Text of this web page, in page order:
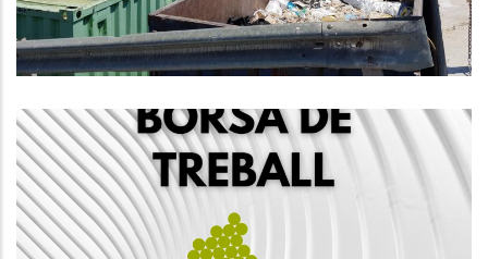
Convocatòria Mitjançant Concurs
Oposició Per La Creació D'una
Borsa De Treball D’enginyer/a